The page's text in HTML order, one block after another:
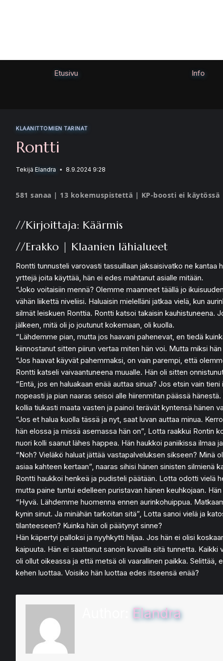
Etusivu Info
KLAANITTOMIEN TARINAT
Rontti
Tekijä Elandra 8.9.2024 9:28
581 sanaa | 13 kokemuspistettä | KP-boosti ei käytössä
//Kirjoittaja: Käärmis
//Erakko | Klaanien lähialueet
Rontti tunnusteli varovasti tassuillaan jaksaisivatko ne kantaa
yrttejä joita käyttää, hän ei edes mahtanut asialle mitään.
“Joko voitaisiin mennä? Olemme maanneet täällä jo
vähän liikettä niveliisi. Haluaisin mielelläni jatkaa vielä, kun
silmät leiskuen Ronttia. Rontti katsoi takaisin kauhistuneena.
jälkeen, mitä oli jo joutunut kokemaan, oli kuolla.
“Lähdemme pian, mutta jos haavani pahenevat, en tiedä
kiinnostanut sitten piirun vertaa miten hän voi. Mutta miksi
“Jos haavat käyvät pahemmaksi, on vain parempi, että
Rontti katseli vaivaantuneena muualle. Hän oli sitten
“Entä, jos en haluakaan enää auttaa sinua? Jos etsin vain
nopeasti ja pian naaras seisoi alle hiirenmitan päässä
kollia tiukasti maata vasten ja painoi terävät kyntensä hänen
“Jos et halua kuolla tässä ja nyt, saat luvan auttaa minua.
hän elossa ja missä asemassa hän on”, Lotta raakkui Rontin
nuori kolli saanut lähes happea. Hän haukkoi paniikissa ilmaa
“Noh? Vieläkö haluat jättää vastapalveluksen sikseen? Minä
asiaa kahteen kertaan”, naaras sihisi hänen sinisten silmienä
Rontti haukkoi henkeä ja pudisteli päätään. Lotta odotti vielä
mutta paine tuntui edelleen puristavan hänen keuhkojaan.
“Hyvä. Lähdemme huomenna ennen aurinkohuippua.
kynin sinut. Ja minähän tarkoitan sitä”, Lotta sanoi vielä ja
tilanteeseen? Kuinka hän oli päätynyt sinne?
Hän käpertyi palloksi ja nyyhkytti hiljaa. Jos hän ei olisi
kaipuuta. Hän ei saattanut sanoin kuvailla sitä tunnetta.
oli ollut oikeassa ja että metsä oli vaarallinen paikka. Selittää,
kehen luottaa. Voisiko hän luottaa edes itseensä enää?
Elandra